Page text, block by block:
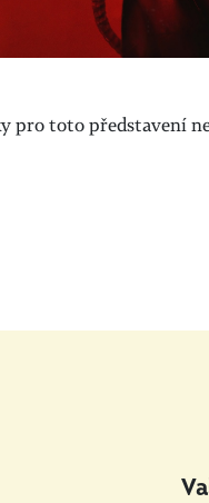
pro toto představení